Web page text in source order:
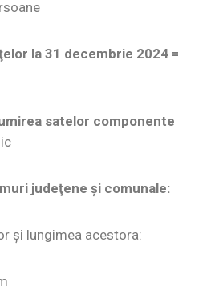
la 31 decembrie 2024 =
satelor componente
judeţene şi comunale:
şi lungimea acestora:
1,2 km